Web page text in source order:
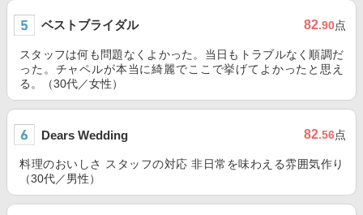
ベストブライダル 82.90点
スタッフは何も問題なくよかった。当日もトラブルなく順調だ
った。チャペルが本当に綺麗でここで挙げてよかったと思え
る。（30代／女性）
Dears Wedding 82.56点
料理のおいしさ スタッフの対応 非日常を味わえる雰囲気作り
（30代／男性）